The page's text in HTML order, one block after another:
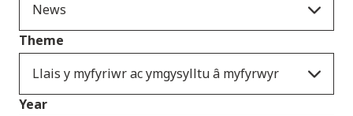
News
Theme
Llais y myfyriwr ac ymgysylltu â myfyrwyr
Year